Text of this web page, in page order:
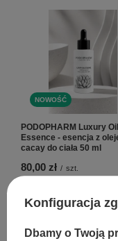
NOWOŚĆ
PODOPHARM Luxury
Essence - esencja z
cacay do ciała 50 ml
80,00 zł / szt.
Polecamy
Konfiguracja
Dbamy o Twoją